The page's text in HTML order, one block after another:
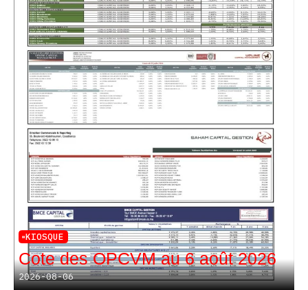
KIOSQUE
Cote des OPCVM au 6 août 2026
2026-08-06